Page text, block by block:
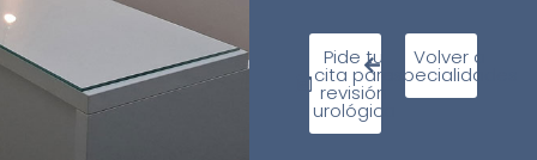
Pide tu
cita para
revisión
urológica
Volver a
especialidades